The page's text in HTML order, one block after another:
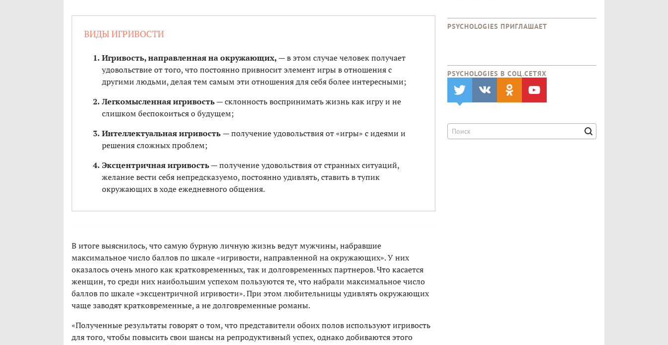
ВИДЫ ИГРИВОСТИ
Игривость, направленная на окружающих, — в этом случае человек получает
удовольствие от того, что постоянно привносит элемент игры в отношения с
другими людьми, делая тем самым эти отношения для себя более интересными;
Легкомысленная игривость— склонность воспринимать жизнь как игру и не
слишком беспокоиться о будущем;
Интеллектуальная игривость — получение удовольствия от «игры» с идеями и
решения сложных проблем;
Эксцентричная игривость— получение удовольствия от странных ситуаций,
желание вести себя непредсказуемо, постоянно удивлять, ставить в тупик
окружающих в ходе ежедневного общения.
В итоге выяснилось, что самую бурную личную жизнь ведут мужчины, набравшие
максимальное число баллов по шкале «игривости, направленной на окружающих». У них
оказалось очень много как кратковременных, так и долговременных партнеров. Что касается
женщин, то среди них наибольшим успехом пользуются те, что набрали максимальное число
баллов по шкале «эксцентричной игривости». При этом любительницы удивлять окружающих
чаще заводят кратковременные, а не долговременные романы.
«Полученные результаты говорят о том, что представители обоих полов используют игривость
для того, чтобы повысить свои шансы на репродуктивный успех, однако добиваются этого
PSYCHOLOGIES ПРИГЛАШАЕТ
PSYCHOLOGIES В CОЦ.СЕТЯХ